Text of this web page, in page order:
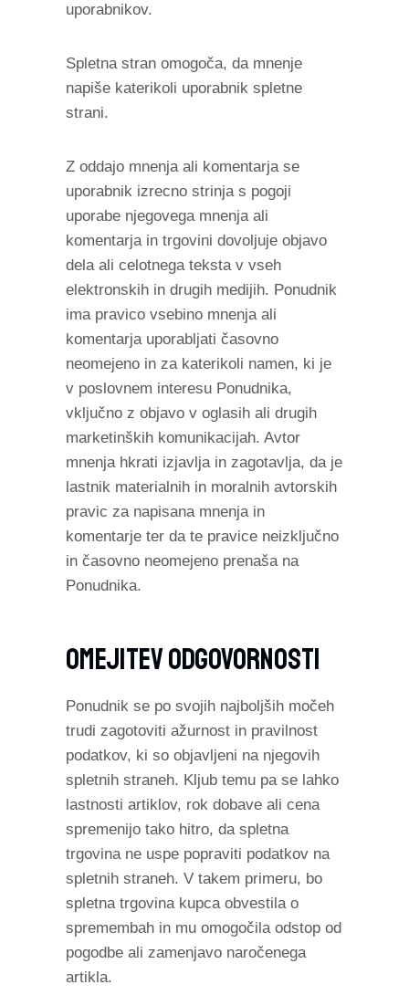
uporabnikov.
Spletna stran omogoča, da mnenje
napiše katerikoli uporabnik spletne
strani.
Z oddajo mnenja ali komentarja se
uporabnik izrecno strinja s pogoji
uporabe njegovega mnenja ali
komentarja in trgovini dovoljuje objavo
dela ali celotnega teksta v vseh
elektronskih in drugih medijih. Ponudnik
ima pravico vsebino mnenja ali
komentarja uporabljati časovno
neomejeno in za katerikoli namen, ki je
v poslovnem interesu Ponudnika,
vključno z objavo v oglasih ali drugih
marketinških komunikacijah. Avtor
mnenja hkrati izjavlja in zagotavlja, da je
lastnik materialnih in moralnih avtorskih
pravic za napisana mnenja in
komentarje ter da te pravice neizključno
in časovno neomejeno prenaša na
Ponudnika.
Omejitev Odgovornosti
Ponudnik se po svojih najboljših močeh
trudi zagotoviti ažurnost in pravilnost
podatkov, ki so objavljeni na njegovih
spletnih straneh. Kljub temu pa se lahko
lastnosti artiklov, rok dobave ali cena
spremenijo tako hitro, da spletna
trgovina ne uspe popraviti podatkov na
spletnih straneh. V takem primeru, bo
spletna trgovina kupca obvestila o
spremembah in mu omogočila odstop od
pogodbe ali zamenjavo naročenega
artikla.